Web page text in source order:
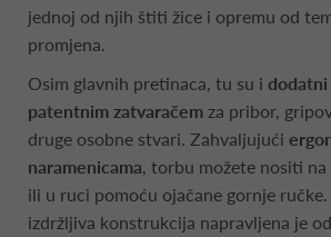
jednoj od njih štiti žice i opremu od
promjena.
Osim glavnih pretinaca, tu su i dodatni
patentnim zatvaračem za pribor,
druge osobne stvari. Zahvaljujući
naramenicama, torbu možete nositi na
ili u ruci pomoću ojačane gornje ručke.
izdržljiva konstrukcija napravljena je od